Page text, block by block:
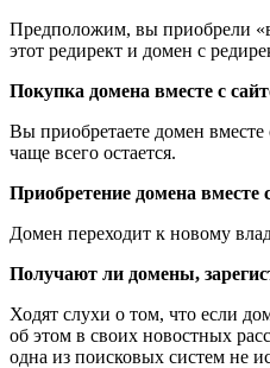
Предположим, вы приобрели
этот редирект и домен с
Покупка домена вместе с
Вы приобретаете домен
чаще всего остается.
Приобретение домена
Домен переходит к новому
Получают ли домены,
Ходят слухи о том, что если
об этом в своих новостных
одна из поисковых систем не